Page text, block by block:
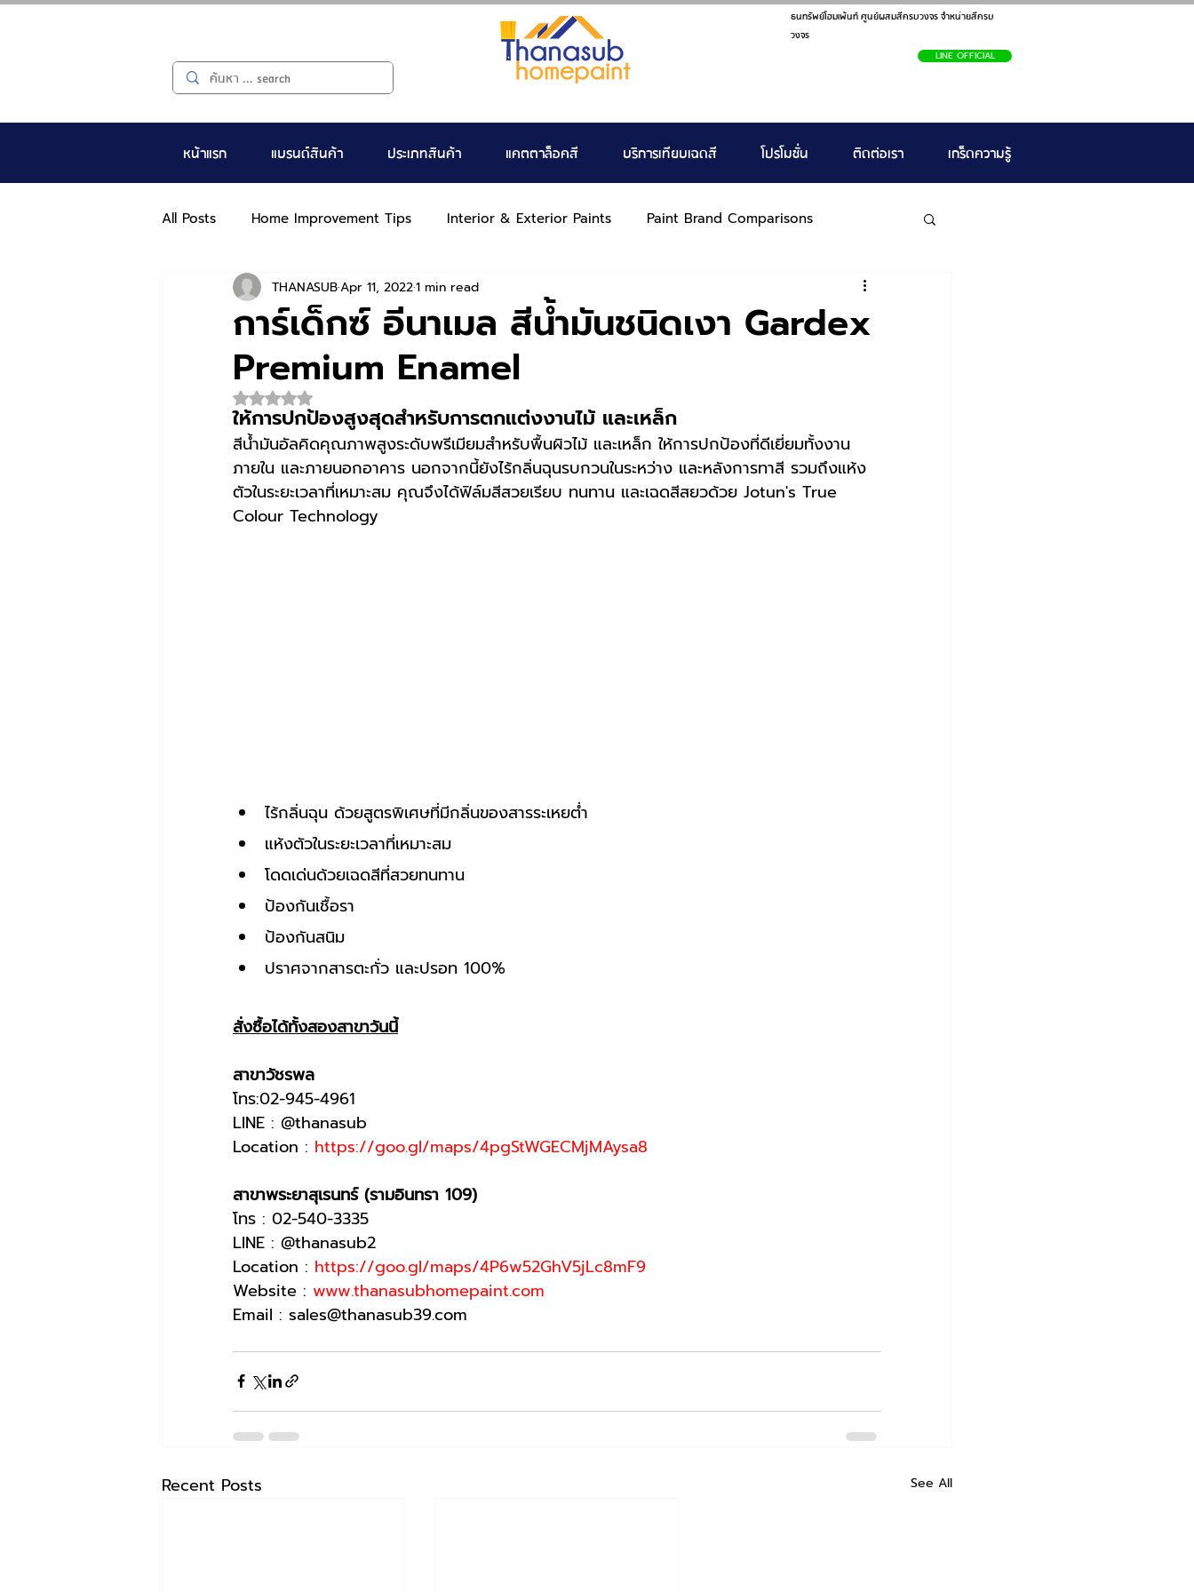
ธนทรัพย์โฮมเพ้นท์ ศูนย์ผสมสีครบวงจร จำหน่ายสีครบ
วงจร
LINE OFFICIAL
หน้าแรก แบรนด์สินค้า ประเภทสินค้า แคตตาล็อคสี บริการเทียบเฉดสี โปรโมชั่น ติดต่อเรา เกร็ดความรู้
All Posts Home Improvement Tips Interior & Exterior Paints Paint Brand Comparisons
การ์เด็กซ์ อีนาเมล สีน้ำมันชนิดเงา Gardex
Premium Enamel
THANASUBApr 11, 20221 min read
Rated NaN out of 5 stars.
ให้การปกป้องสูงสุดสำหรับการตกแต่งงานไม้ และเหล็ก
สีน้ำมันอัลคิดคุณภาพสูงระดับพรีเมียมสำหรับพื้นผิวไม้ และเหล็ก ให้การปกป้องที่ดีเยี่ยมทั้งงาน
ภายใน และภายนอกอาคาร นอกจากนี้ยังไร้กลิ่นฉุนรบกวนในระหว่าง และหลังการทาสี รวมถึงแห้ง
ตัวในระยะเวลาที่เหมาะสม คุณจึงได้ฟิล์มสีสวยเรียบ ทนทาน และเฉดสีสยวด้วย Jotun's True
Colour Technology
ไร้กลิ่นฉุน ด้วยสูตรพิเศษที่มีกลิ่นของสารระเหยต่ำ
แห้งตัวในระยะเวลาที่เหมาะสม
โดดเด่นด้วยเฉดสีที่สวยทนทาน
ป้องกันเชื้อรา
ป้องกันสนิม
ปราศจากสารตะกั่ว และปรอท 100%
สั่งซื้อได้ทั้งสองสาขาวันนี้
สาขาวัชรพล
โทร:02-945-4961
LINE : @thanasub
Location : https://goo.gl/maps/4pgStWGECMjMAysa8
สาขาพระยาสุเรนทร์ (รามอินทรา 109)
โทร : 02-540-3335
LINE : @thanasub2
Location : https://goo.gl/maps/4P6w52GhV5jLc8mF9
Website : www.thanasubhomepaint.com
Email : sales@thanasub39.com
Recent Posts See All